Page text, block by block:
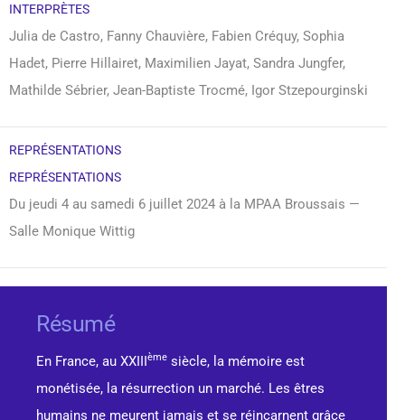
INTERPRÈTES
Julia de Castro, Fanny Chauvière, Fabien Créquy, Sophia
Hadet, Pierre Hillairet, Maximilien Jayat, Sandra Jungfer,
Mathilde Sébrier, Jean-Baptiste Trocmé, Igor Stzepourginski
REPRÉSENTATIONS
REPRÉSENTATIONS
Du jeudi 4 au samedi 6 juillet 2024 à la MPAA Broussais —
Salle Monique Wittig
Résumé
En France, au XXIIIème siècle, la mémoire est
monétisée, la résurrection un marché. Les êtres
humains ne meurent jamais et se réincarnent grâce